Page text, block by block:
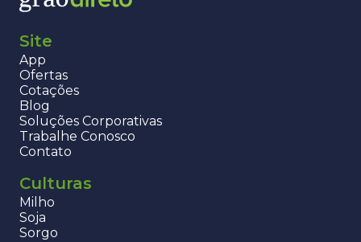
Site
App
Ofertas
Cotações
Blog
Soluções Corporativas
Trabalhe Conosco
Contato
Culturas
Milho
Soja
Sorgo